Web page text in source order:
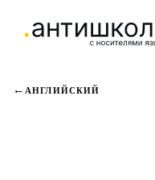
АНГЛИЙСКИЙ